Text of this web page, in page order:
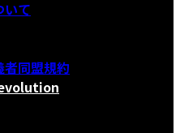
いて
者同盟規約